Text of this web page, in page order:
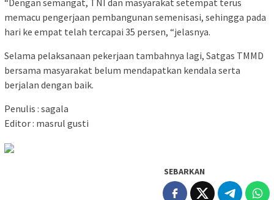
memacu pengerjaan pembangunan semenisasi, sehingga pada
hari ke empat telah tercapai 35 persen, “jelasnya.
Selama pelaksanaan pekerjaan tambahnya lagi, Satgas TMMD
bersama masyarakat belum mendapatkan kendala serta
berjalan dengan baik.
Penulis : sagala
Editor : masrul gusti
SEBARKAN